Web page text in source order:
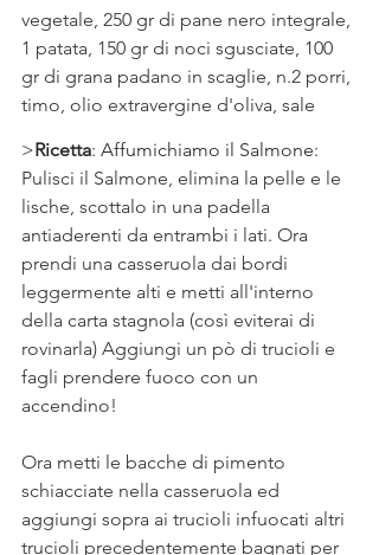
vegetale, 250 gr di pane nero integrale,
1 patata, 150 gr di noci sgusciate, 100
gr di grana padano in scaglie, n.2 porri,
timo, olio extravergine d'oliva, sale
>Ricetta: Affumichiamo il Salmone:
Pulisci il Salmone, elimina la pelle e le
lische, scottalo in una padella
antiaderenti da entrambi i lati. Ora
prendi una casseruola dai bordi
leggermente alti e metti all'interno
della carta stagnola (così eviterai di
rovinarla) Aggiungi un pò di trucioli e
fagli prendere fuoco con un
accendino!
Ora metti le bacche di pimento
schiacciate nella casseruola ed
aggiungi sopra ai trucioli infuocati altri
trucioli precedentemente bagnati per